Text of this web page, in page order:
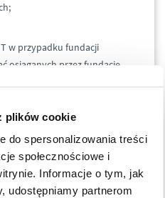
plików cookie
do spersonalizowania treści
społecznościowe i
Informacje o tym, jak
udostępniamy partnerom
w przypadku fundacji
osiąganych przez fundację
majątku służące
beneficjenta, fundatora lub
udziałów w kapitale,
ekspektatywy) z fundacją